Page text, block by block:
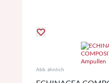
Abb. ähnlich